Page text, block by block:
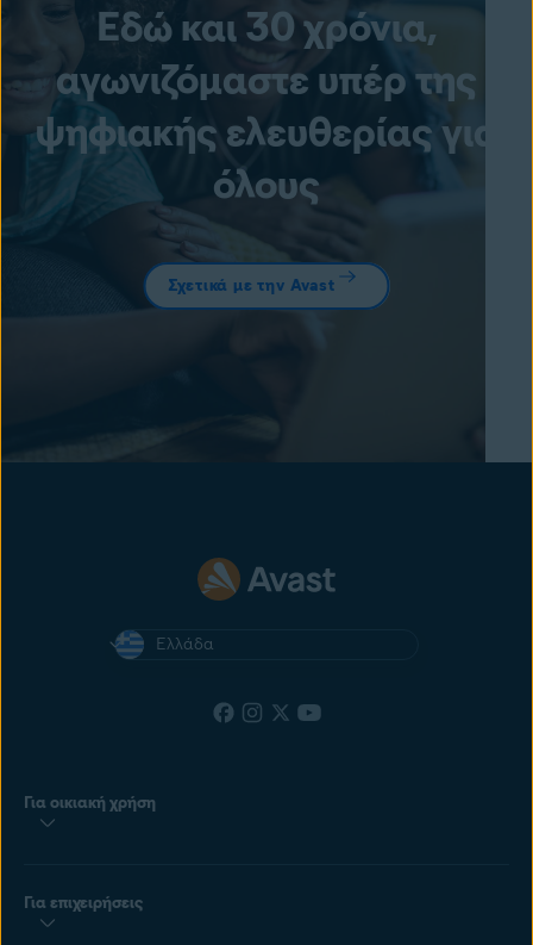
Εδώ και 30 χρόνια,
αγωνιζόμαστε υπέρ της
ψηφιακής ελευθερίας για
όλους
Σχετικά με την Avast
Ελλάδα
Για οικιακή χρήση
Για επιχειρήσεις